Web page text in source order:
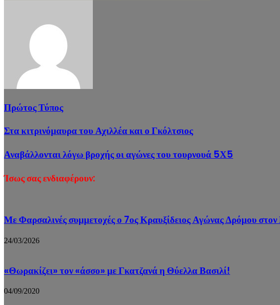
Πρώτος Τύπος
Στα κιτρινόμαυρα του Αχιλλέα και ο Γκόλτσιος
Αναβάλλονται λόγω βροχής οι αγώνες του τουρνουά 5Χ5
Ίσως σας ενδιαφέρουν:
Με Φαρσαλινές συμμετοχές ο 7ος Κραυξίδειος Αγώνας Δρόμου
24/03/2026
«Θωρακίζει» τον «άσσο» με Γκατζανά η Θύελλα Βασιλί!
04/09/2020